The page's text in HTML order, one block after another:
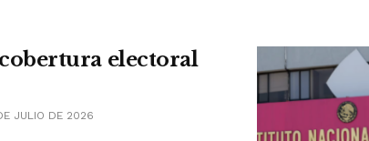
electoral
JULIO DE 2026